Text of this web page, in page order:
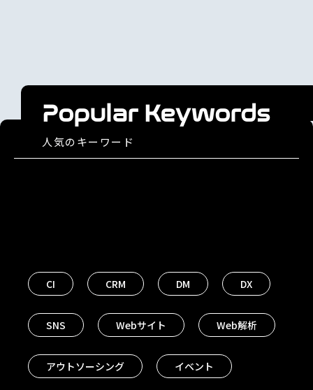
Popular Keywords
人気のキーワード
CI CRM DM DX
SNS Webサイト Web解析
アウトソーシング イベント